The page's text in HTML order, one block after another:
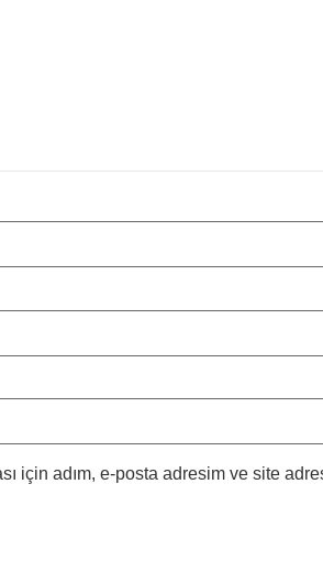
için adım, e-posta adresim ve site